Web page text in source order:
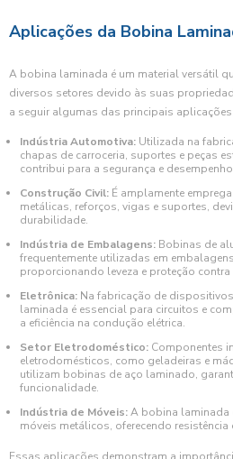
Aplicações da Bobina
A bobina laminada é um material versátil
diversos setores devido às suas
a seguir algumas das principais aplicações:
Indústria Automotiva: Utilizada na
chapas de carroceria, suportes e peças
contribui para a segurança e
Construção Civil: É amplamente
metálicas, reforços, vigas e suportes,
durabilidade.
Indústria de Embalagens: Bobinas de
frequentemente utilizadas em
proporcionando leveza e proteção
Eletrônica: Na fabricação de
laminada é essencial para circuitos e
a eficiência na condução elétrica.
Setor Eletrodoméstico: Componentes
eletrodomésticos, como geladeiras e
utilizam bobinas de aço laminado,
funcionalidade.
Indústria de Móveis:A bobina laminada
móveis metálicos, oferecendo resistência
Essas aplicações demonstram a